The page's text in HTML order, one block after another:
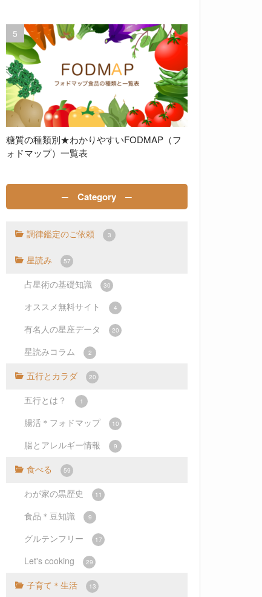
糖質の種類別★わかりやすいFODMAP（フ
ォドマップ）一覧表
─ Category ─
調律鑑定のご依頼 3
星読み 57
占星術の基礎知識 30
オススメ無料サイト 4
有名人の星座データ 20
星読みコラム 2
五行とカラダ 20
五行とは？ 1
腸活＊フォドマップ 10
腸とアレルギー情報 9
食べる 59
わが家の黒歴史 11
食品＊豆知識 9
グルテンフリー 17
Let's cooking 29
子育て＊生活 13